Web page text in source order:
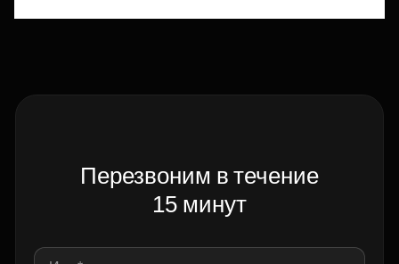
Перезвоним в течение
15 минут